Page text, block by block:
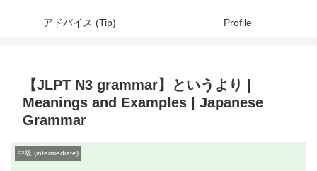
アドバイス (Tip) Profile
【JLPT N3 grammar】というより |
Meanings and Examples | Japanese
Grammar
中級 (intermediate)